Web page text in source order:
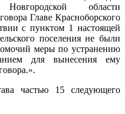
области
Главе Красноборского
с пунктом 1 настоящей
поселения не были
меры по устранению
для вынесения ему
частью 15 следующего